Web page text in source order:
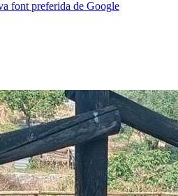
font preferida de Google